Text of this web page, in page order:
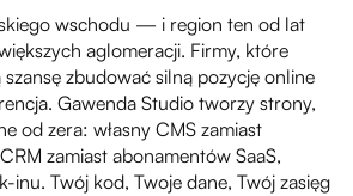
wschodu — i region ten od lat
aglomeracji. Firmy, które
szansę zbudować silną pozycję online
Gawenda Studio tworzy strony,
od zera: własny CMS zamiast
zamiast abonamentów SaaS,
inu. Twój kod, Twoje dane, Twój zasięg